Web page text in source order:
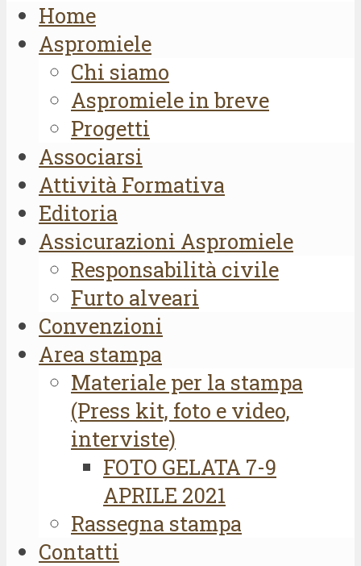
Home
Aspromiele
Chi siamo
Aspromiele in breve
Progetti
Associarsi
Attività Formativa
Editoria
Assicurazioni Aspromiele
Responsabilità civile
Furto alveari
Convenzioni
Area stampa
Materiale per la stampa
(Press kit, foto e video,
interviste)
FOTO GELATA 7-9
APRILE 2021
Rassegna stampa
Contatti